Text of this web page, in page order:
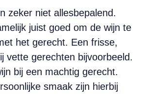
zeker niet allesbepalend.
juist goed om de wijn te
het gerecht. Een frisse,
vette gerechten bijvoorbeeld.
bij een machtig gerecht.
smaak zijn hierbij